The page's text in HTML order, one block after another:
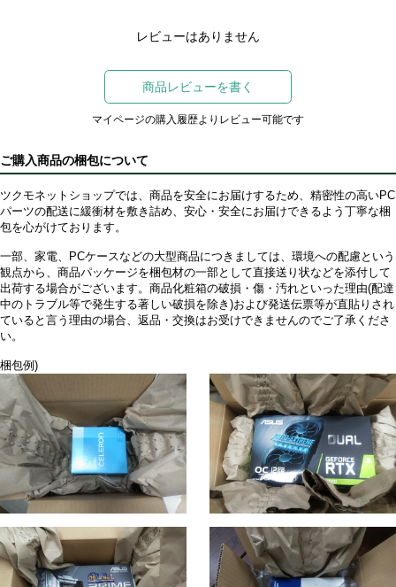
レビューはありません
商品レビューを書く
マイページの購入履歴よりレビュー可能です
ご購入商品の梱包について
ツクモネットショップでは、商品を安全にお届けするため、精密性の高いPC
パーツの配送に緩衝材を敷き詰め、安心・安全にお届けできるよう丁寧な梱
包を心がけております。
一部、家電、PCケースなどの大型商品につきましては、環境への配慮という
観点から、商品パッケージを梱包材の一部として直接送り状などを添付して
出荷する場合がございます。商品化粧箱の破損・傷・汚れといった理由(配達
中のトラブル等で発生する著しい破損を除き)および発送伝票等が直貼りされ
ていると言う理由の場合、返品・交換はお受けできませんのでご了承くださ
い。
梱包例)